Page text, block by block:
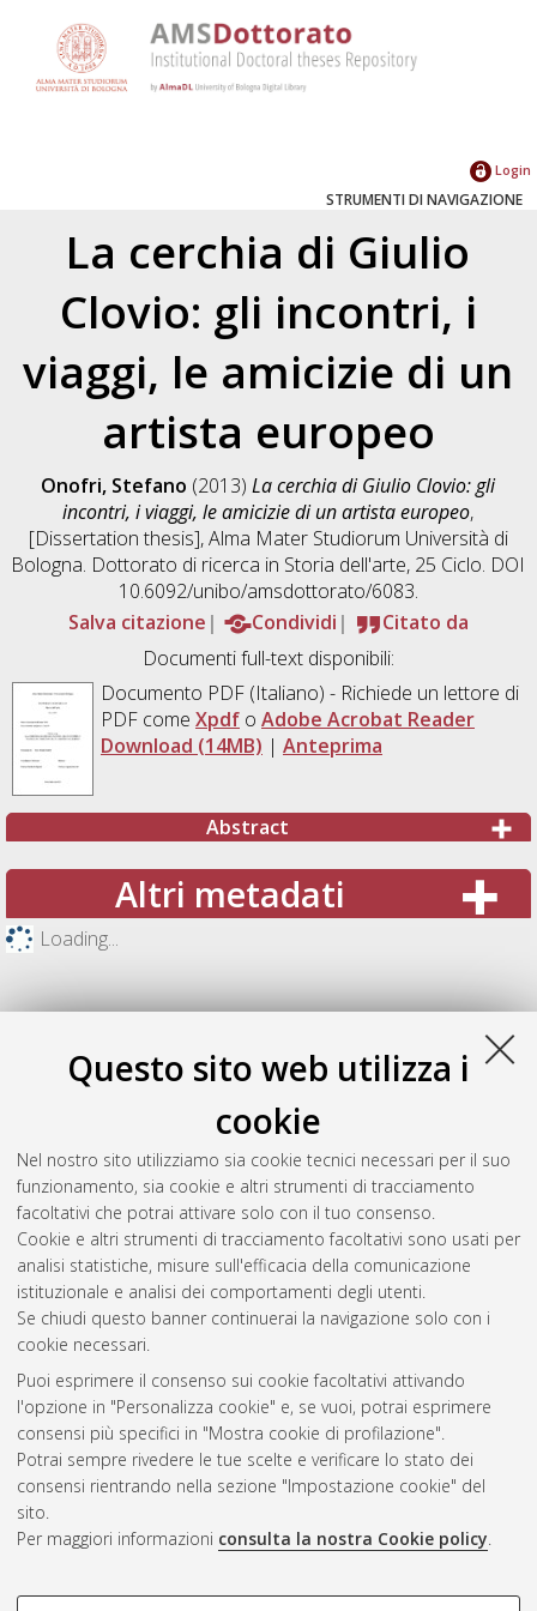
Questo sito web utilizza i
cookie
Nel nostro sito utilizziamo sia cookie tecnici necessari per il suo
funzionamento, sia cookie e altri strumenti di tracciamento
facoltativi che potrai attivare solo con il tuo consenso.
Cookie e altri strumenti di tracciamento facoltativi sono usati per
analisi statistiche, misure sull'efficacia della comunicazione
istituzionale e analisi dei comportamenti degli utenti.
Se chiudi questo banner continuerai la navigazione solo con i
cookie necessari.
Puoi esprimere il consenso sui cookie facoltativi attivando
l'opzione in "Personalizza cookie" e, se vuoi, potrai esprimere
consensi più specifici in "Mostra cookie di profilazione".
Potrai sempre rivedere le tue scelte e verificare lo stato dei
consensi rientrando nella sezione "Impostazione cookie" del
sito.
Per maggiori informazioni consulta la nostra Cookie policy.
COOKIE DI PROFILAZIONE -
Login
STRUMENTI DI NAVIGAZIONE
La cerchia di Giulio
Clovio: gli incontri, i
viaggi, le amicizie di un
artista europeo
Onofri, Stefano (2013)La cerchia di Giulio Clovio: gli
incontri, i viaggi, le amicizie di un artista europeo,
[Dissertation thesis], Alma Mater Studiorum Università di
Bologna. Dottorato di ricerca in Storia dell'arte, 25 Ciclo. DOI
10.6092/unibo/amsdottorato/6083.
Salva citazione
Condividi
Citato da
Documenti full-text disponibili:
Documento PDF(Italiano) - Richiede un lettore di
PDF come Xpdfo Adobe Acrobat Reader
Download (14MB) | Anteprima
Abstract
Altri metadati
Loading...
Gestione del documento:
Atom
Rss 1.0
Rss 2.0
ISSN: 2038-7946
Impostazioni Cookie